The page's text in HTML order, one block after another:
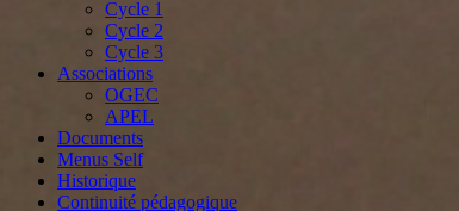
Cycle 1
Cycle 2
Cycle 3
Associations
OGEC
APEL
Documents
Menus Self
Historique
Continuité pédagogique